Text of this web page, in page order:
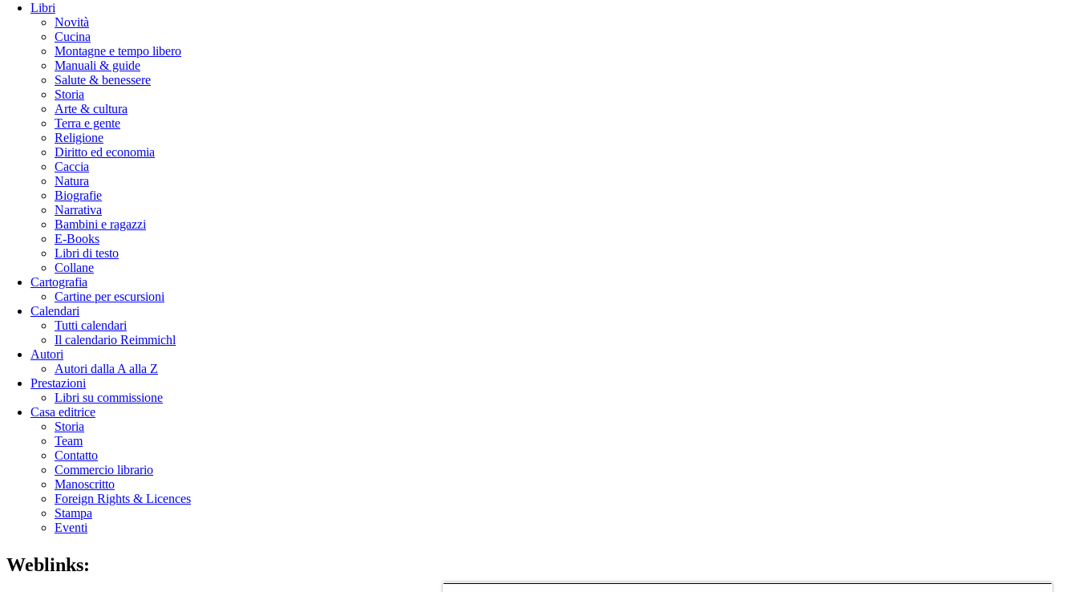
Libri
Novità
Cucina
Montagne e tempo libero
Manuali & guide
Salute & benessere
Storia
Arte & cultura
Terra e gente
Religione
Diritto ed economia
Caccia
Natura
Biografie
Narrativa
Bambini e ragazzi
E-Books
Libri di testo
Collane
Cartografia
Cartine per escursioni
Calendari
Tutti calendari
Il calendario Reimmichl
Autori
Autori dalla A alla Z
Prestazioni
Libri su commissione
Casa editrice
Storia
Team
Contatto
Commercio librario
Manoscritto
Foreign Rights & Licences
Stampa
Eventi
Weblinks: